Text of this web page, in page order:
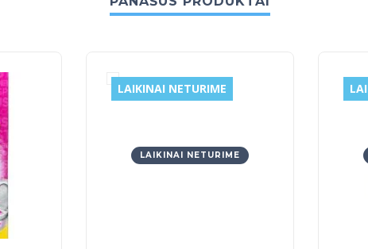
LAIKINAI NETURIME
LAIKINAI NETURIME